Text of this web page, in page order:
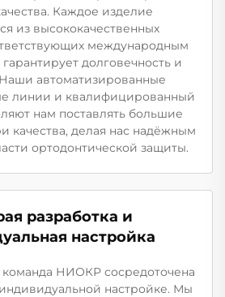
Каждое изделие
из высококачественных
международным
гарантирует долговечность и
автоматизированные
линии и квалифицированный
нам поставлять большие
качества, делая нас надёжным
ортодонтической защиты.
разработка и
настройка
НИОКР сосредоточена
настройке. Мы